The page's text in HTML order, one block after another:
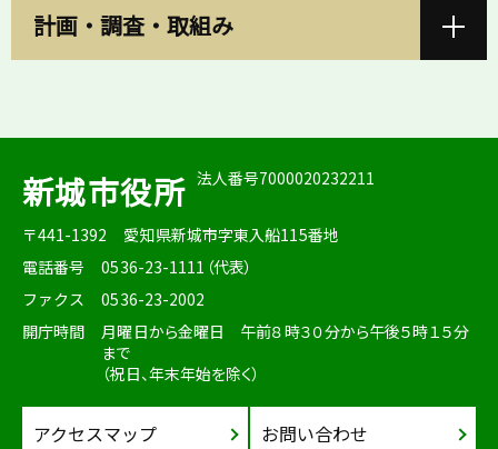
計画・調査・取組み
新城市役所 法人番号7000020232211
〒441-1392
愛知県新城市字東入船115番地
電話番号
0536-23-1111（代表）
ファクス
0536-23-2002
開庁時間
月曜日から金曜日 午前８時３０分から午後５時１５分
まで
（祝日、年末年始を除く）
アクセスマップ お問い合わせ